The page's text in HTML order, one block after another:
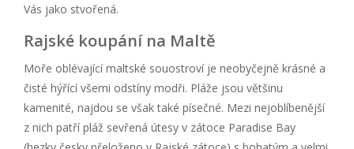
Vás jako stvořená.
Rajské koupání na Maltě
Moře oblévající maltské souostroví je neobyčejně krásné a
čisté hýřící všemi odstíny modři. Pláže jsou většinu
kamenité, najdou se však také písečné. Mezi nejoblíbenější
z nich patří pláž sevřená útesy v zátoce Paradise Bay